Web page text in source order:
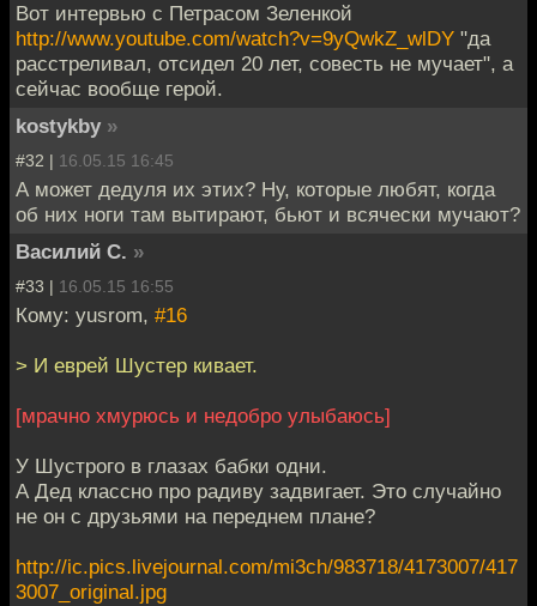
Вот интервью с Петрасом Зеленкой
http://www.youtube.com/watch?v=9yQwkZ_wlDY "да
расстреливал, отсидел 20 лет, совесть не мучает", а
сейчас вообще герой.
kostykby »
#32 | 16.05.15 16:45
А может дедуля их этих? Ну, которые любят, когда
об них ноги там вытирают, бьют и всячески мучают?
Василий С. »
#33 | 16.05.15 16:55
Кому: yusrom, #16
> И еврей Шустер кивает.
[мрачно хмурюсь и недобро улыбаюсь]
У Шустрого в глазах бабки одни.
А Дед классно про радиву задвигает. Это случайно
не он с друзьями на переднем плане?
http://ic.pics.livejournal.com/mi3ch/983718/4173007/417
3007_original.jpg